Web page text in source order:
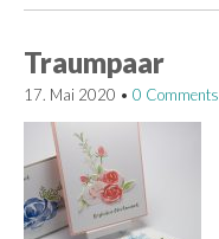
Traumpaar
17. Mai 2020 • 0 Comments